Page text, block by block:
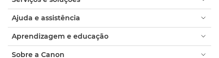
Ajuda e assistência
Aprendizagem e educação
Sobre a Canon